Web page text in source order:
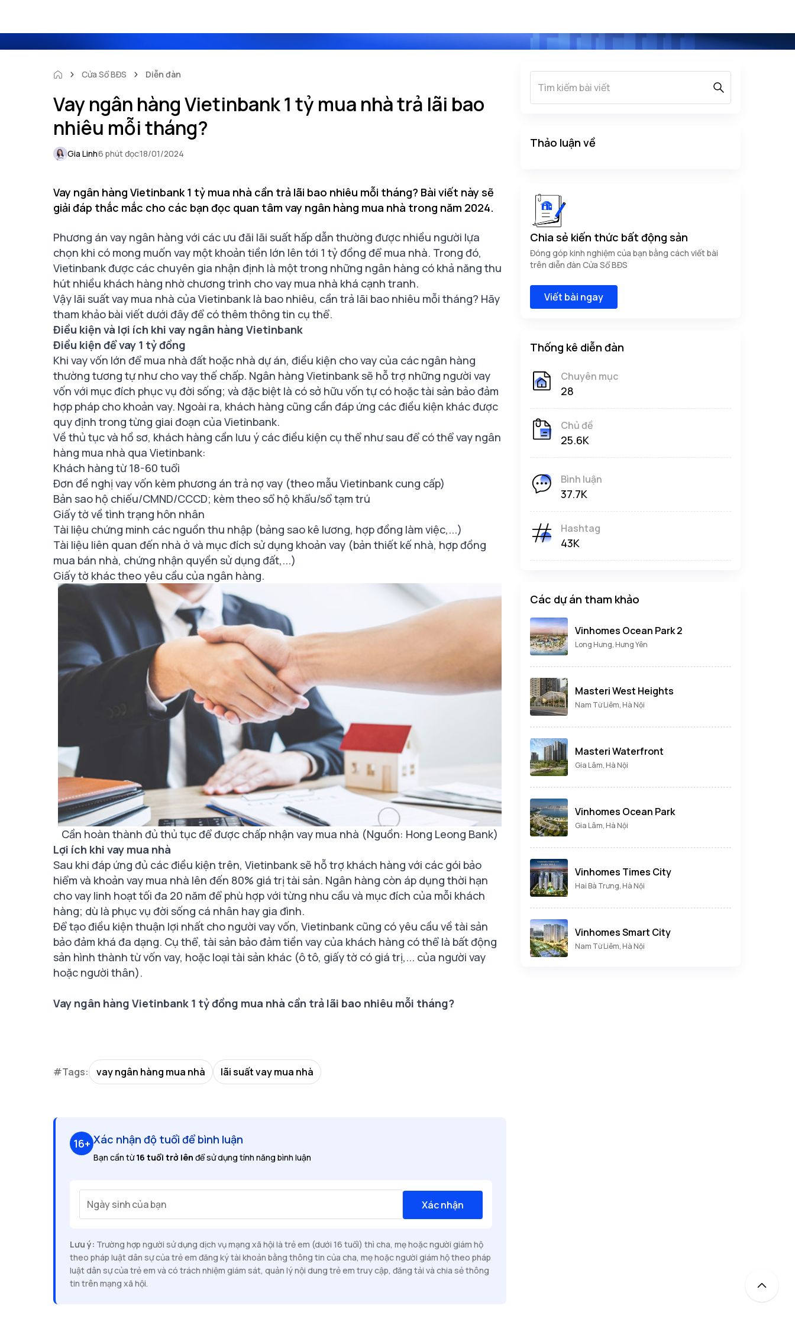
Cửa Sổ BĐS Diễn đàn
Vay ngân hàng Vietinbank 1 tỷ mua nhà trả lãi bao
nhiêu mỗi tháng?
Gia Linh6 phút đọc18/01/2024
Vay ngân hàng Vietinbank 1 tỷ mua nhà cần trả lãi bao nhiêu mỗi tháng? Bài viết này sẽ
giải đáp thắc mắc cho các bạn đọc quan tâm vay ngân hàng mua nhà trong năm 2024.
Phương án vay ngân hàng với các ưu đãi lãi suất hấp dẫn thường được nhiều người lựa
chọn khi có mong muốn vay một khoản tiền lớn lên tới 1 tỷ đồng để mua nhà. Trong đó,
Vietinbank được các chuyên gia nhận định là một trong những ngân hàng có khả năng thu
hút nhiều khách hàng nhờ chương trình cho vay mua nhà khá cạnh tranh.
Vậy lãi suất vay mua nhà của Vietinbank là bao nhiêu, cần trả lãi bao nhiêu mỗi tháng? Hãy
tham khảo bài viết dưới đây để có thêm thông tin cụ thể.
Điều kiện và lợi ích khi vay ngân hàng Vietinbank
Điều kiện để vay 1 tỷ đồng
Khi vay vốn lớn để mua nhà đất hoặc nhà dự án, điều kiện cho vay của các ngân hàng
thường tương tự như cho vay thế chấp. Ngân hàng Vietinbank sẽ hỗ trợ những người vay
vốn với mục đích phục vụ đời sống; và đặc biệt là có sở hữu vốn tự có hoặc tài sản bảo đảm
hợp pháp cho khoản vay. Ngoài ra, khách hàng cũng cần đáp ứng các điều kiện khác được
quy định trong từng giai đoạn của Vietinbank.
Về thủ tục và hồ sơ, khách hàng cần lưu ý các điều kiện cụ thể như sau để có thểvay ngân
hàng mua nhà qua Vietinbank:
Khách hàng từ 18-60 tuổi
Đơn đề nghị vay vốn kèm phương án trả nợ vay (theo mẫu Vietinbank cung cấp)
Bản sao hộ chiếu/CMND/CCCD; kèm theo sổ hộ khẩu/sổ tạm trú
Giấy tờ về tình trạng hôn nhân
Tài liệu chứng minh các nguồn thu nhập (bảng sao kê lương, hợp đồng làm việc,...)
Tài liệu liên quan đến nhà ở và mục đích sử dụng khoản vay (bản thiết kế nhà, hợp đồng
mua bán nhà, chứng nhận quyền sử dụng đất,...)
Giấy tờ khác theo yêu cầu của ngân hàng.
Cần hoàn thành đủ thủ tục để được chấp nhận vay mua nhà (Nguồn: Hong Leong Bank)
Lợi ích khi vay mua nhà
Sau khi đáp ứng đủ các điều kiện trên, Vietinbank sẽ hỗ trợ khách hàng với các gói bảo
hiểm và khoản vay mua nhà lên đến 80% giá trị tài sản. Ngân hàng còn áp dụng thời hạn
cho vay linh hoạt tối đa 20 năm để phù hợp với từng nhu cầu và mục đích của mỗi khách
hàng; dù là phục vụ đời sống cá nhân hay gia đình.
Để tạo điều kiện thuận lợi nhất cho người vay vốn, Vietinbank cũng có yêu cầu về tài sản
bảo đảm khá đa dạng. Cụ thể, tài sản bảo đảm tiền vay của khách hàng có thể là bất động
sản hình thành từ vốn vay, hoặc loại tài sản khác (ô tô, giấy tờ có giá trị,... của người vay
hoặc người thân).
Vay ngân hàng Vietinbank 1 tỷ đồng mua nhà cần trả lãi bao nhiêu mỗi tháng?
#Tags: vay ngân hàng mua nhà lãi suất vay mua nhà
16+ Xác nhận độ tuổi để bình luận
Bạn cần từ16 tuổi trở lên để sử dụng tính năng bình luận
Ngày sinh của bạn Xác nhận
Lưu ý: Trường hợp người sử dụng dịch vụ mạng xã hội là trẻ em (dưới 16 tuổi) thì cha, mẹ hoặc người giám hộ
theo pháp luật dân sự của trẻ em đăng ký tài khoản bằng thông tin của cha, mẹ hoặc người giám hộ theo pháp
luật dân sự của trẻ em và có trách nhiệm giám sát, quản lý nội dung trẻ em truy cập, đăng tải và chia sẻ thông
tin trên mạng xã hội.
Thảo luận về
Chia sẻ kiến thức bất động sản
Đóng góp kinh nghiệm của bạn bằng cách viết bài
trên diễn đàn Cửa Sổ BĐS
Viết bài ngay
Thống kê diễn đàn
Chuyên mục
28
Chủ đề
25.6K
Bình luận
37.7K
Hashtag
43K
Các dự án tham khảo
Vinhomes Ocean Park 2
Long Hưng, Hưng Yên
Masteri West Heights
Nam Từ Liêm, Hà Nội
Masteri Waterfront
Gia Lâm, Hà Nội
Vinhomes Ocean Park
Gia Lâm, Hà Nội
Vinhomes Times City
Hai Bà Trưng, Hà Nội
Vinhomes Smart City
Nam Từ Liêm, Hà Nội